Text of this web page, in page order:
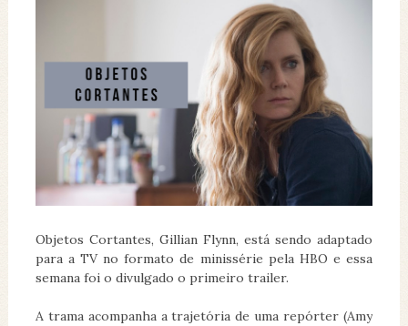
Objetos Cortantes, Gillian Flynn, está sendo adaptado
para a TV no formato de minissérie pela HBO e essa
semana foi o divulgado o primeiro trailer.
A trama acompanha a trajetória de uma repórter (Amy